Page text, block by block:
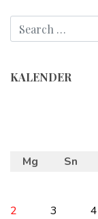
KALENDER
Mg Sn
2
3 4